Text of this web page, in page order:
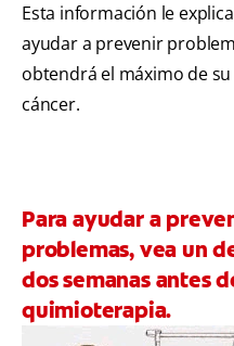
Esta información le
ayudar a prevenir
obtendrá el máximo de
cáncer.
Para ayudar a
problemas, vea un
dos semanas antes
quimioterapia.